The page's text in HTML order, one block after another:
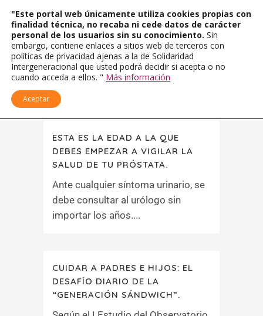
ESTA ES LA EDAD A LA QUE
DEBES EMPEZAR A VIGILAR LA
SALUD DE TU PRÓSTATA.
Ante cualquier síntoma urinario, se
debe consultar al urólogo sin
importar los años....
CUIDAR A PADRES E HIJOS: EL
DESAFÍO DIARIO DE LA
“GENERACIÓN SÁNDWICH”.
"Este portal web únicamente utiliza cookies propias con
finalidad técnica, no recaba ni cede datos de carácter
personal de los usuarios sin su conocimiento. Sin
embargo, contiene enlaces a sitios web de terceros con
políticas de privacidad ajenas a la de Solidaridad
Intergeneracional que usted podrá decidir si acepta o no
cuando acceda a ellos. " Más información
Aceptar